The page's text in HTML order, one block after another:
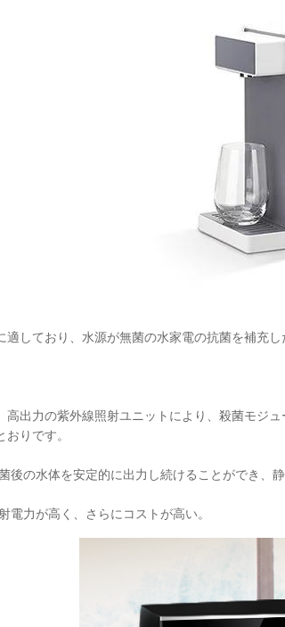
しており、水源が無菌の水家電の抗菌を補充
出力の紫外線照射ユニットにより、殺菌モジ
りです。
後の水体を安定的に出力し続けることができ、
電力が高く、さらにコストが高い。